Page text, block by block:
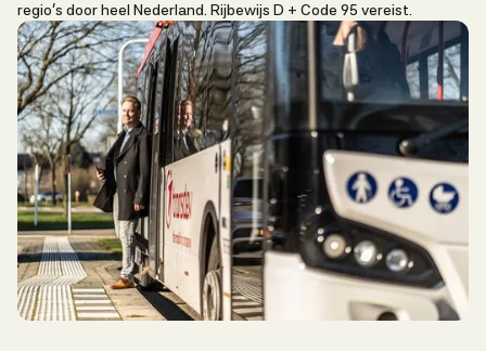
regio’s door heel Nederland. Rijbewijs D + Code 95 vereist.